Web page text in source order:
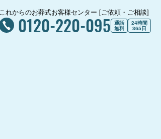
これからのお葬式お客様センター [ご依頼・ご相談]
0120-220-095 通話
無料
24時間
365日